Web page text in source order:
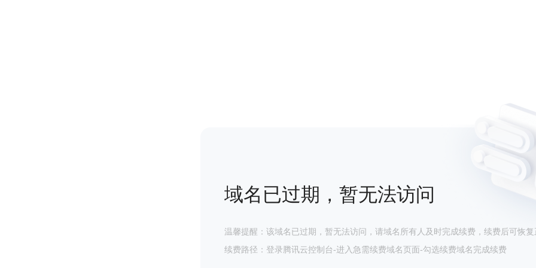
域名已过期，暂无法访问
温馨提醒：该域名已过期，暂无法访问，请域名所有人及时完成续费，续费后可恢复
续费路径：登录腾讯云控制台-进入急需续费域名页面-勾选续费域名完成续费